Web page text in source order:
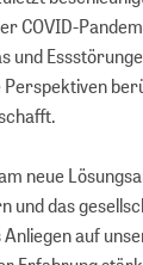
COVID-
und
neue
und das
auf